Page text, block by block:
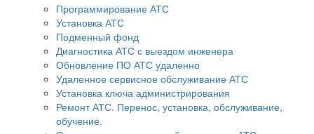
Программирование АТС
Установка АТС
Подменный фонд
Диагностика АТС с выездом инженера
Обновление ПО АТС удаленно
Удаленное сервисное обслуживание АТС
Установка ключа администрирования
Ремонт АТС. Перенос, установка, обслуживание,
обучение.